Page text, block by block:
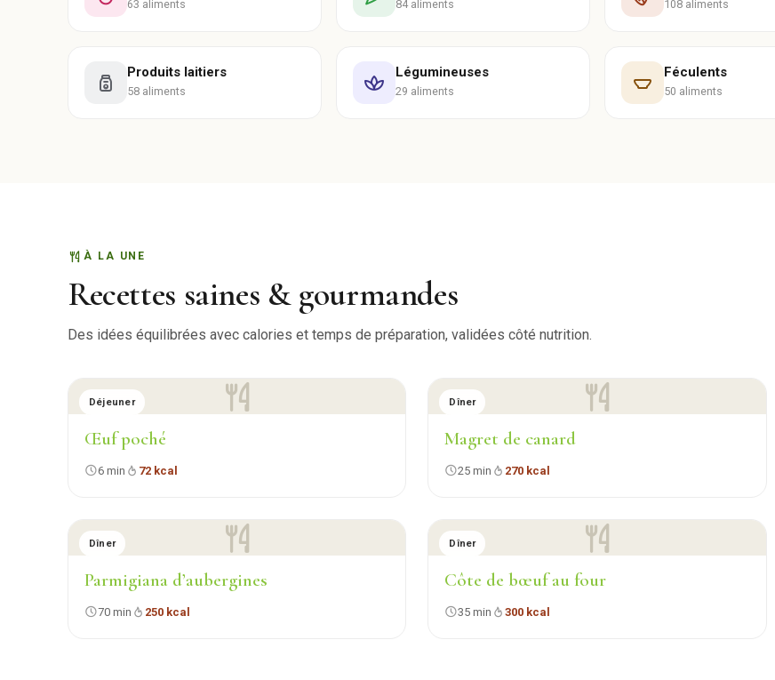
63 aliments 84 aliments 108 aliments
Produits laitiers
58 aliments
Légumineuses
29 aliments
Féculents
50 aliments
À LA UNE
Recettes saines & gourmandes
Des idées équilibrées avec calories et temps de préparation, validées côté nutrition.
Déjeuner
Œuf poché
6 min 72 kcal
Dîner
Magret de canard
25 min 270 kcal
Dîner
Parmigiana d’aubergines
70 min 250 kcal
Dîner
Côte de bœuf au four
35 min 300 kcal